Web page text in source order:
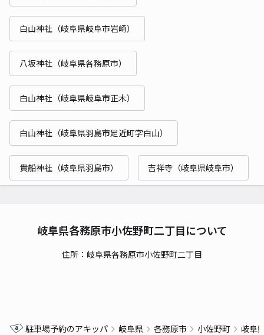
白山神社（岐阜県岐阜市岩崎）
八坂神社（岐阜県各務原市）
白山神社（岐阜県岐阜市正木）
白山神社（岐阜県羽島市足近町字白山）
貴船神社（岐阜県羽島市） 吉祥寺（岐阜県岐阜市）
岐阜県各務原市小佐野町二丁目について
住所：岐阜県各務原市小佐野町二丁目
駐車場予約のアキッパ 岐阜県 各務原市 小佐野町 岐阜